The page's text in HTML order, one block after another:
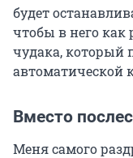
будет
чтобы в него как
чудака, который
автоматической
Вместо
Меня самого